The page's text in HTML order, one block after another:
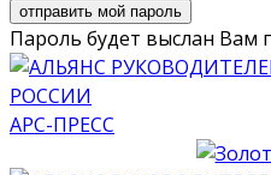
Пароль будет выслан Вам
АРС-ПРЕСС